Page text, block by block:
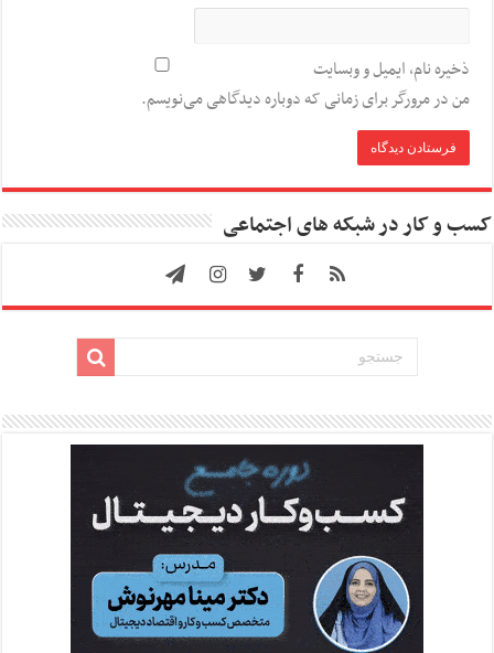
ذخیره نام، ایمیل و وبسایت
من در مرورگر برای زمانی که دوباره دیدگاهی می‌نویسم.
کسب و کار در شبکه های اجتماعی